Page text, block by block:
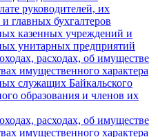
руководителей, их
и главных бухгалтеров
казенных учреждений и
унитарных предприятий
расходах, об имуществе
имущественного характера
служащих Байкальского
образования и членов их
расходах, об имуществе
имущественного характера